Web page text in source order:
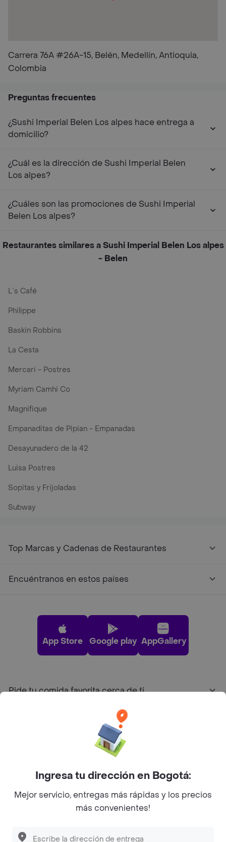
Carrera 76A #26A-15, Belén, Medellín, Antioquia,
Colombia
Preguntas frecuentes
¿Sushi Imperial Belen Los alpes hace entrega a
domicilio?
¿Cuál es la dirección de Sushi Imperial Belen
Los alpes?
¿Cuáles son las promociones de Sushi Imperial
Belen Los alpes?
Restaurantes similares a Sushi Imperial Belen Los alpes
- Belen
L´s Café
Philippe
Baskin Robbins
La Cesta
Mercari - Postres
Myriam Camhi Co
Magnifique
Empanaditas de Pipian - Empanadas
Desayunadero de la 42
Luisa Postres
Sopitas y Frijoladas
Subway
Top Marcas y Cadenas de Restaurantes
Encuéntranos en estos países
App Store Google play AppGallery
Pide tu comida favorita cerca de ti
Sobre Rappi
Facebook
Twitter
Instagram
©2026Rappi Inc. All rights reserved.
Ingresa tu dirección en Bogotá:
Mejor servicio, entregas más rápidas y los precios
más convenientes!